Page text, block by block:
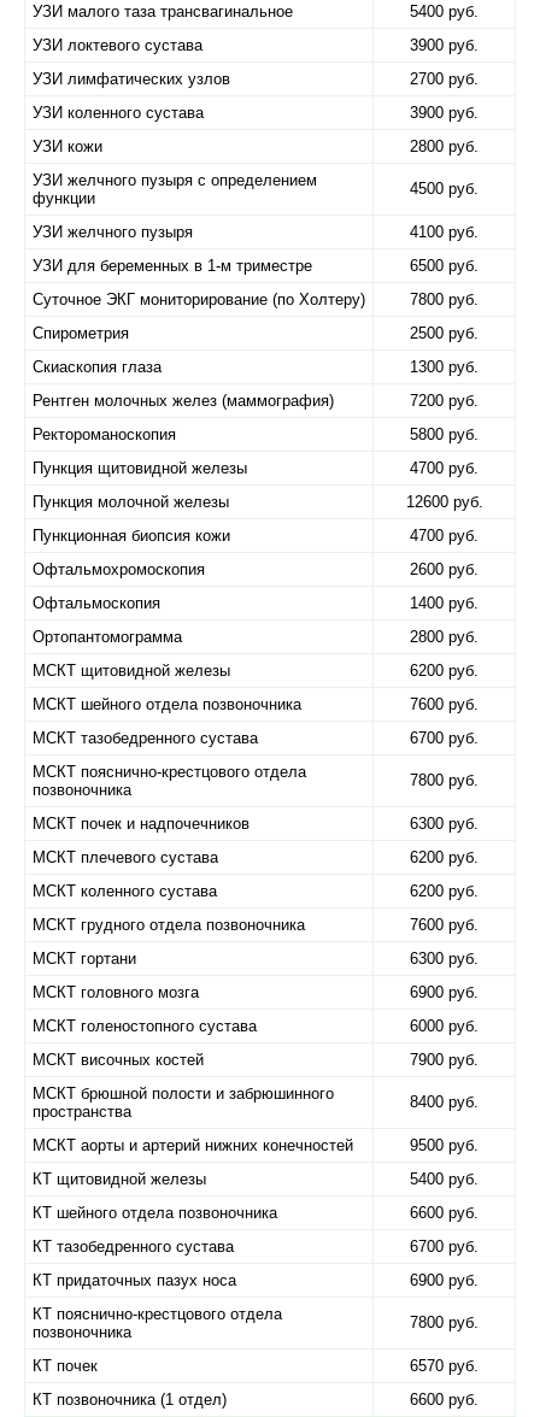
УЗИ малого таза трансвагинальное
5400 руб.
УЗИ локтевого сустава
3900 руб.
УЗИ лимфатических узлов
2700 руб.
УЗИ коленного сустава
3900 руб.
УЗИ кожи
2800 руб.
УЗИ желчного пузыря с определением
функции
4500 руб.
УЗИ желчного пузыря
4100 руб.
УЗИ для беременных в 1-м триместре
6500 руб.
Суточное ЭКГ мониторирование (по Холтеру)
7800 руб.
Спирометрия
2500 руб.
Скиаскопия глаза
1300 руб.
Рентген молочных желез (маммография)
7200 руб.
Ректороманоскопия
5800 руб.
Пункция щитовидной железы
4700 руб.
Пункция молочной железы
12600 руб.
Пункционная биопсия кожи
4700 руб.
Офтальмохромоскопия
2600 руб.
Офтальмоскопия
1400 руб.
Ортопантомограмма
2800 руб.
МСКТ щитовидной железы
6200 руб.
МСКТ шейного отдела позвоночника
7600 руб.
МСКТ тазобедренного сустава
6700 руб.
МСКТ пояснично-крестцового отдела
позвоночника
7800 руб.
МСКТ почек и надпочечников
6300 руб.
МСКТ плечевого сустава
6200 руб.
МСКТ коленного сустава
6200 руб.
МСКТ грудного отдела позвоночника
7600 руб.
МСКТ гортани
6300 руб.
МСКТ головного мозга
6900 руб.
МСКТ голеностопного сустава
6000 руб.
МСКТ височных костей
7900 руб.
МСКТ брюшной полости и забрюшинного
пространства
8400 руб.
МСКТ аорты и артерий нижних конечностей
9500 руб.
КТ щитовидной железы
5400 руб.
КТ шейного отдела позвоночника
6600 руб.
КТ тазобедренного сустава
6700 руб.
КТ придаточных пазух носа
6900 руб.
КТ пояснично-крестцового отдела
позвоночника
7800 руб.
КТ почек
6570 руб.
КТ позвоночника (1 отдел)
6600 руб.